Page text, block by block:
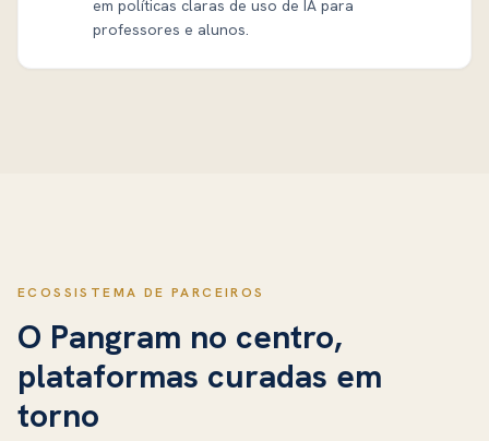
em políticas claras de uso de IA para
professores e alunos.
ECOSSISTEMA DE PARCEIROS
O Pangram no centro,
plataformas curadas em
torno